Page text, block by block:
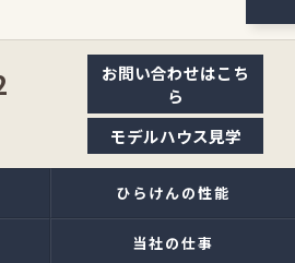
お問い合わせはこち
ら
モデルハウス見学
ひらけんの性能
当社の仕事